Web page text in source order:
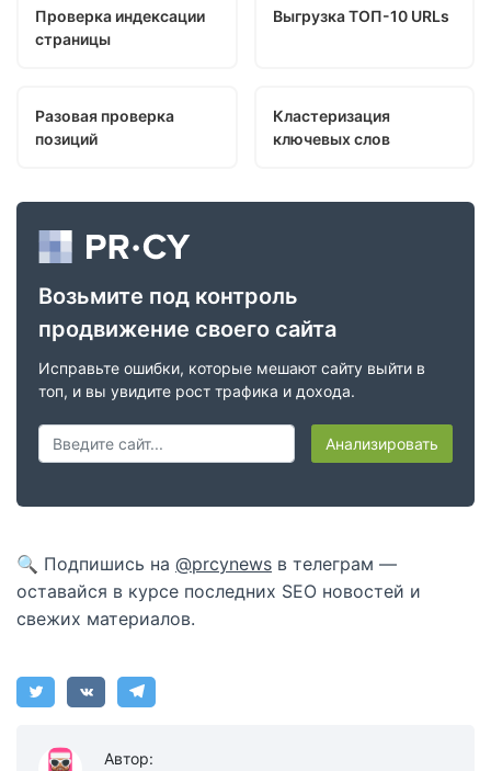
Проверка индексации
страницы
Выгрузка ТОП-10 URLs
Разовая проверка
позиций
Кластеризация
ключевых слов
Возьмите под контроль
продвижение своего сайта
Исправьте ошибки, которые мешают сайту выйти в
топ, и вы увидите рост трафика и дохода.
Анализировать
🔍 Подпишись на @prcynews в телеграм —
оставайся в курсе последних SEO новостей и
свежих материалов.
Автор: